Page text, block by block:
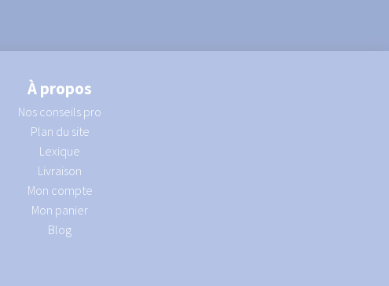
À propos
Nos conseils pro
Plan du site
Lexique
Livraison
Mon compte
Mon panier
Blog